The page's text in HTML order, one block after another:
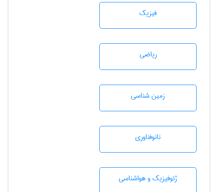
فیزیک
رياضی
زمين شناسی
نانوفناوری
ژئوفيزيك و هواشناسی